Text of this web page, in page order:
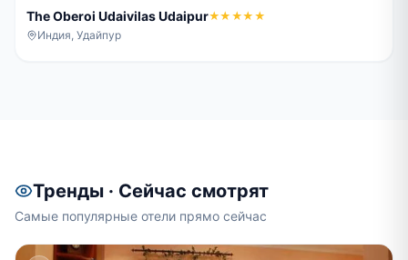
The Oberoi Udaivilas Udaipur★★★★★
Индия, Удайпур
Тренды · Сейчас смотрят
Самые популярные отели прямо сейчас